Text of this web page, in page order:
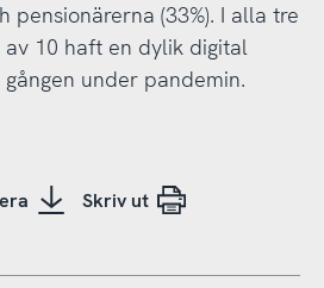
pensionärerna (33%). I alla tre
10 haft en dylik digital
under pandemin.
Skriv ut